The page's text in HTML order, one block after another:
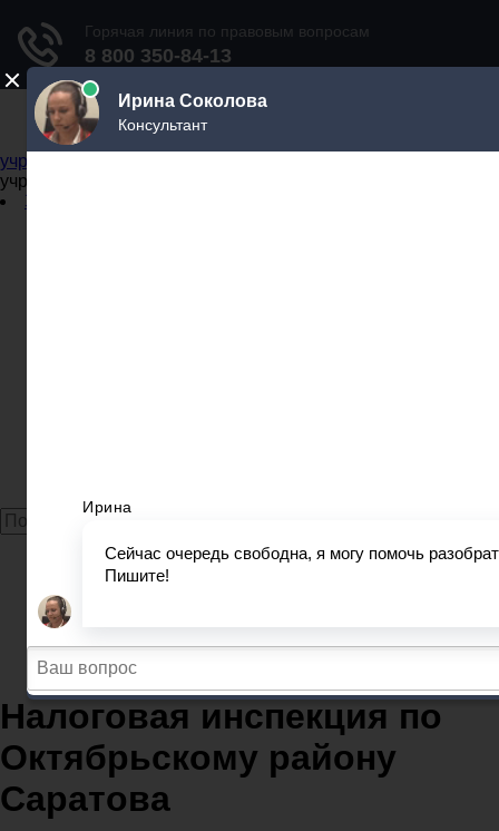
Не официальный справочник государственных
учреждений
учреждений
Задать вопрос юристу
Главная
Налоговые инспекции
Саратовская область
Налоговые инспекции Саратов
Налоговая инспекция по Октябрьскому району
Саратова
Налоговая инспекция по
Октябрьскому району
Саратова